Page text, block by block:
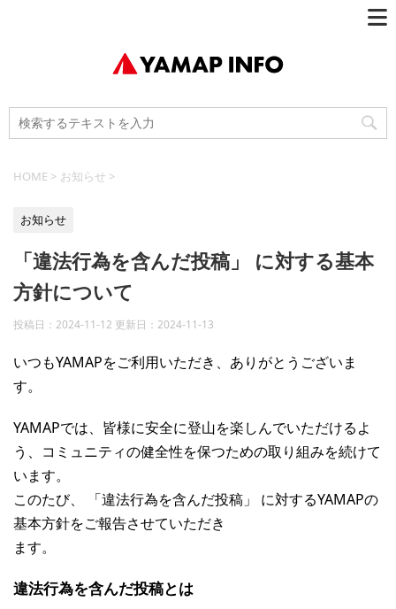
HOME > お知らせ >
お知らせ
「違法行為を含んだ投稿」 に対する基本
方針について
投稿日：2024-11-12 更新日： 2024-11-13
いつもYAMAPをご利用いただき、ありがとうございま
す。
YAMAPでは、皆様に安全に登山を楽しんでいただけるよ
う、コミュニティの健全性を保つための取り組みを続けて
います。
このたび、 「違法行為を含んだ投稿」 に対するYAMAPの
基本方針をご報告させていただき
ます。
違法行為を含んだ投稿とは